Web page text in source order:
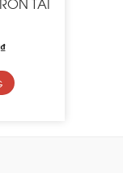
₫Current
price
is:
990.000₫.